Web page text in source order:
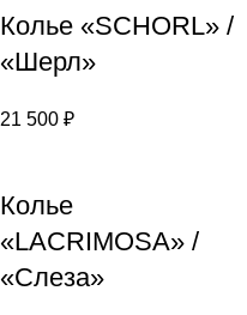
Колье «SCHORL» /
«Шерл»
21 500 ₽
Колье
«LACRIMOSA» /
«Слеза»